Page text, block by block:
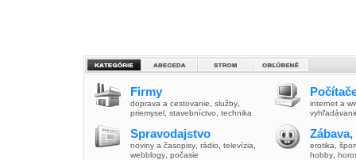
Firmy
doprava a cestovanie služby
priemysel stavebníctvo technika
Spravodajstvo
noviny a časopisy rádio televízia
webblogy počasie
internet a
erotika
hobby